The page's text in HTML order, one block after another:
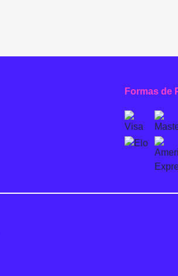
Formas de